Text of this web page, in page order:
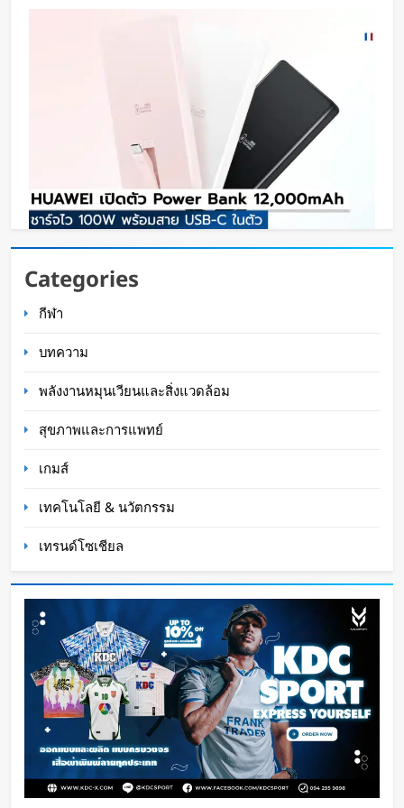
HUAWEI เปิดตัว Power Bank 12,000mAh ชาร์จ
ไว 100W พร้อมสาย USB-C ในตัว
เทคโนโลยีสู่การทำงานจริง
Oat Content 4 ชั่วโมง ago
Categories
กีฬา
บทความ
พลังงานหมุนเวียนและสิ่งแวดล้อม
สุขภาพและการแพทย์
เกมส์
เทคโนโลยี & นวัตกรรม
เทรนด์โซเชียล